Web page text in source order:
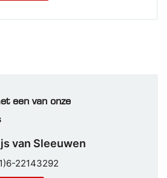
een van onze
van Sleeuwen
22143292